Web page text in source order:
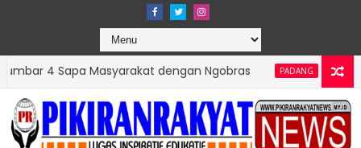
dengan Ngobras PADANG PT. Andalan Mitra